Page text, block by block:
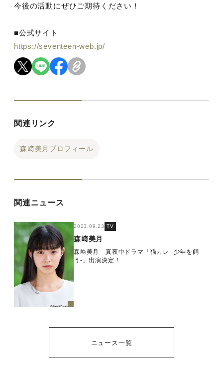
今後の活動にぜひご期待ください！
■公式サイト
https://seventeen-web.jp/
関連リンク
森﨑美月プロフィール
関連ニュース
2023.09.23 TV
森﨑美月
森﨑美月 真夜中ドラマ「猫カレ -少年を飼
う-」出演決定！
ニュース一覧